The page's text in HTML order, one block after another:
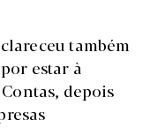
também
estar à
depois